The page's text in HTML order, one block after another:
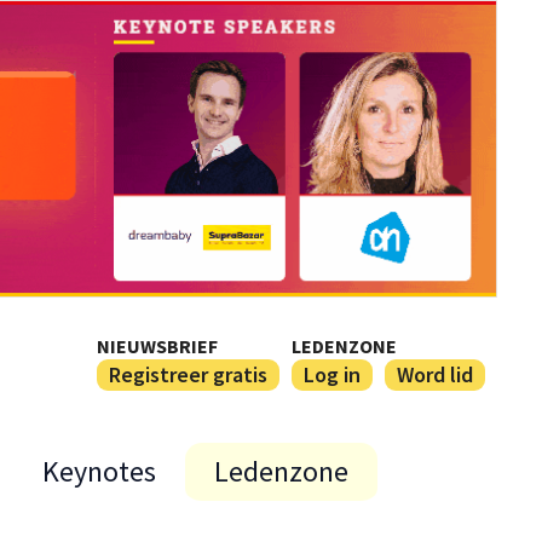
NIEUWSBRIEF
Registreer gratis
LEDENZONE
Log in Word lid
Keynotes Ledenzone